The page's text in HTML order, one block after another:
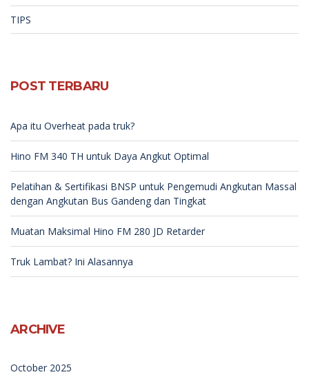
TIPS
POST TERBARU
Apa itu Overheat pada truk?
Hino FM 340 TH untuk Daya Angkut Optimal
Pelatihan & Sertifikasi BNSP untuk Pengemudi Angkutan Massal
dengan Angkutan Bus Gandeng dan Tingkat
Muatan Maksimal Hino FM 280 JD Retarder
Truk Lambat? Ini Alasannya
ARCHIVE
October 2025